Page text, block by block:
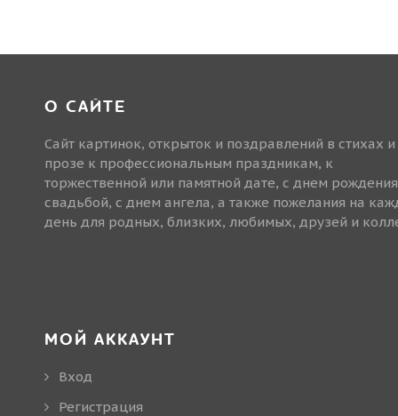
О САЙТЕ
Сайт картинок, открыток и поздравлений в стихах и
прозе к профессиональным праздникам, к
торжественной или памятной дате, с днем
свадьбой, с днем ангела, а также пожелания на
день для родных, близких, любимых, друзей и
МОЙ АККАУНТ
Вход
Регистрация